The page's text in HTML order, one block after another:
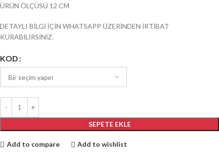
ÜRÜN ÖLÇÜSÜ 12 CM
DETAYLI BİLGİ İÇİN WHATSAPP ÜZERİNDEN İRTİBAT
KURABİLİRSİNİZ.
KOD
SEPETE EKLE
Add to compare Add to wishlist